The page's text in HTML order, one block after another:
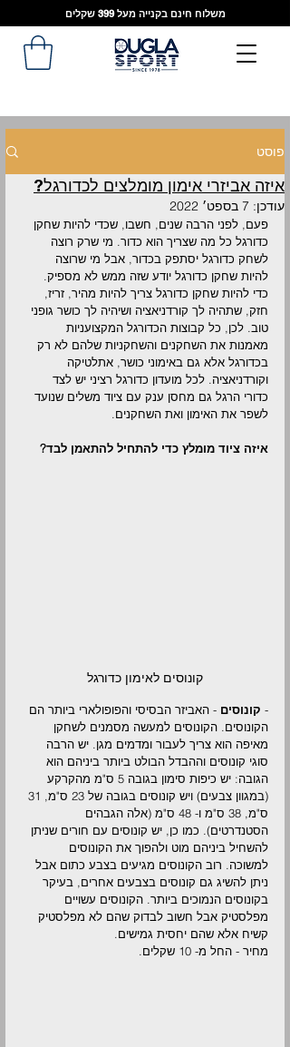
משלוח חינם בקנייה מעל 399 שקלים
פוסט
איזה אביזרי אימון מומלצים לכדורגל?
עודכן: 7 בספט׳ 2022
פעם, לפני הרבה שנים, חשבו, שכדי להיות שחקן
כדורגל כל מה שצריך הוא כדור. מי שרק רוצה
לשחק כדורגל יסתפק בכדור, אבל מי שרוצה
להיות שחקן כדורגל יודע שזה ממש לא מספיק.
כדי להיות שחקן כדורגל צריך להיות מהיר, זריז,
חזק, שתהיה לך קורדניאציה ושיהיה לך כושר גופני
טוב. לכן, כל קבוצות הכדורגל המקצועניות
מאמנות את השחקנים והשחקניות שלהם לא רק
בכדורגל אלא גם באימוני כושר, אתלטיקה
וקורדניאציה. לכל מועדון כדורגל רציני יש לצד
כדורי הרגל גם מחסן ענק עם ציוד משלים שנועד
לשפר את האימון ואת השחקנים.
איזה ציוד מומלץ כדי להתחיל להתאמן לבד?
קונוסים לאימון כדורגל
- קונוסים - האביזר הבסיסי והפופולארי ביותר הם
הקונוסים. הקונוסים למעשה מסמנים לשחקן
מאיפה הוא צריך לעבור ומדמים מגן. יש הרבה
סוגי קונוסים וההבדל הבולט ביותר ביניהם הוא
הגובה: יש כיפות סימון בגובה 5 ס"מ מהקרקע
ס"מ, 38 ס"מ ו- 48 ס"מ (אלה הגבהים
הסטנדרטים). כמו כן, יש קונוסים עם חורים שניתן
להשחיל ביניהם מוט ולהפוך את הקונוסים
למשוכה. רוב הקונוסים מגיעים בצבע כתום אבל
ניתן להשיג גם קונוסים בצבעים אחרים, בעיקר
בקונוסים הנמוכים ביותר. הקונוסים עשויים
מפלסטיק אבל חשוב לבדוק שהם לא מפלסטיק
קשיח אלא שהם יחסית גמישים.
מחיר - החל מ- 10 שקלים.